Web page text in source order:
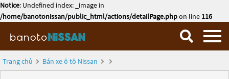
Notice: Undefined index: _image in
/home/banotonissan/public_html/actions/detailPage.phpon line 116
Trang chủ Bán xe ô tô Nissan